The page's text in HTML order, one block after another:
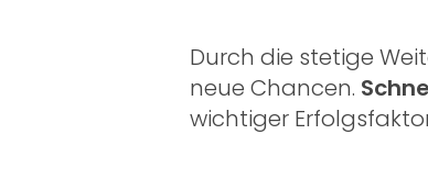
Durch die stetige
neue Chancen.
wichtiger